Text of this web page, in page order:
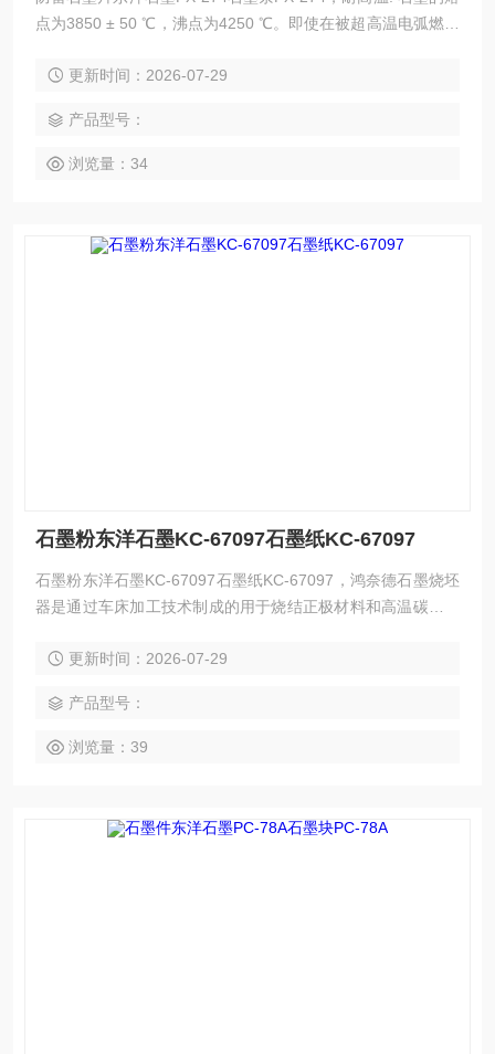
点为3850 ± 50 ℃，沸点为4250 ℃。即使在被超高温电弧燃烧
的升高而增加。在2000 ℃ 时，石墨的强度加倍。
更新时间：2026-07-29
产品型号：
浏览量：34
石墨粉东洋石墨KC-67097石墨纸KC-67097
石墨粉东洋石墨KC-67097石墨纸KC-67097，鸿奈德石墨烧坯
器是通过车床加工技术制成的用于烧结正极材料和高温碳化负
寿命长、耐腐蚀性强等特点。石墨坩埚广泛应用于半导体、光
更新时间：2026-07-29
产品型号：
浏览量：39